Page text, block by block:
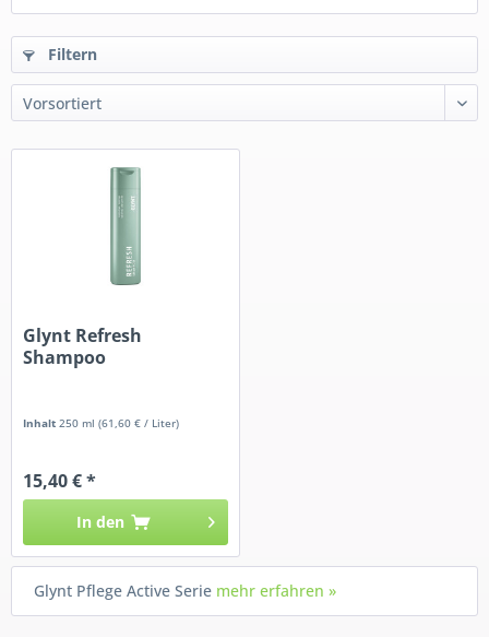
Filtern
Glynt Refresh
Shampoo
Inhalt 250 ml(61,60 € / Liter)
15,40 € *
In den
Glynt Pflege Active Serie mehr erfahren »